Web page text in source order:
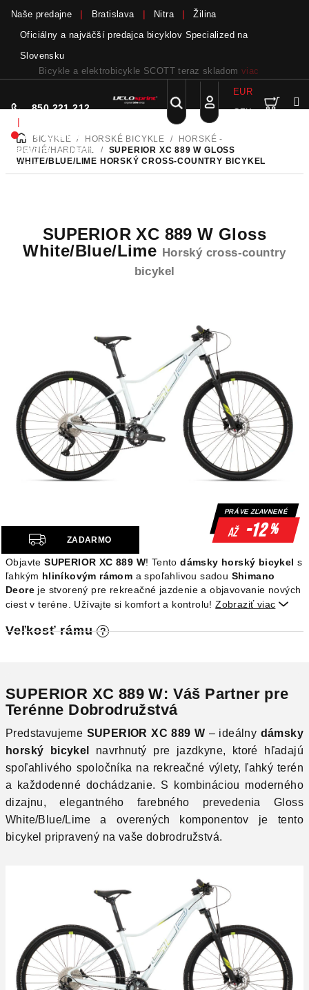
obsah
Naše predajne Bratislava Nitra
Žilina
Oficiálny a najväčší predajca bicyklov Specialized na
Slovensku
Bicykle a elektrobicykle SCOTT teraz skladom viac
850 221 212
|
Nie sme pri
telefóne.Zanechať
odkaz
Hľadať
Prihlásenie
EUR
CZK
DOMOVBICYKLE / HORSKÉ BICYKLE /
HORSKÉ -
PEVNÉ/HARDTAIL
/ SUPERIOR XC 889 W GLOSS
WHITE/BLUE/LIME HORSKÝ CROSS-COUNTRY BICYKEL
ObjavteSUPERIOR XC 889 W! Tentodámsky horský bicykel s
ľahkým hliníkovým rámom a spoľahlivou sadou Shimano
Deore je stvorený pre rekreačné jazdenie a objavovanie nových
ciest v teréne. Užívajte si komfort a kontrolu! Zobraziť viac 
Veľkosť rámu ?
SUPERIOR XC 889 W Gloss
White/Blue/Lime Horský cross-country
bicykel
Z
A
D
A
R
M
O
ZADARMO
PRÁVE ZĽAVNENÉ
až -12%
SUPERIOR XC 889 W: Váš Partner pre
Terénne Dobrodružstvá
Predstavujeme SUPERIOR XC 889 W – ideálny dámsky
horský bicykel
navrhnutý pre jazdkyne, ktoré hľadajú
spoľahlivého spoločníka na rekreačné výlety, ľahký terén
a každodenné dochádzanie. S kombináciou moderného
dizajnu, elegantného farebného prevedenia Gloss
White/Blue/Lime a overených komponentov je tento
bicykel pripravený na vaše dobrodružstvá.